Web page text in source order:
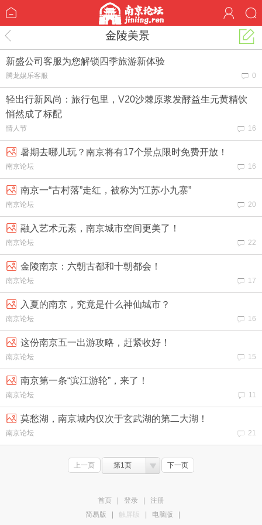
金陵美景
0
新盛公司客服为您解锁四季旅游新体验
腾龙娱乐客服
16
轻出行新风尚：旅行包里，V20沙棘原浆发酵益生元黄精饮
悄然成了标配
情人节
16
暑期去哪儿玩？南京将有17个景点限时免费开放！
南京论坛
20
南京一“古村落”走红，被称为“江苏小九寨”
南京论坛
22
融入艺术元素，南京城市空间更美了！
南京论坛
17
金陵南京：六朝古都和十朝都会！
南京论坛
16
入夏的南京，究竟是什么神仙城市？
南京论坛
15
这份南京五一出游攻略，赶紧收好！
南京论坛
11
南京第一条“滨江游轮”，来了！
南京论坛
21
莫愁湖，南京城内仅次于玄武湖的第二大湖！
南京论坛
上一页 第1页 下一页
首页 登录
注册
简易版
触屏版 电脑版